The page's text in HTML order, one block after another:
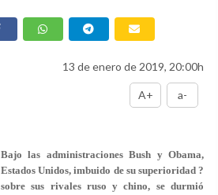
13 de enero de 2019, 20:00h
A+ a-
Bajo las administraciones Bush y Obama,
Estados Unidos, imbuido de su superioridad ?
sobre sus rivales ruso y chino, se durmió